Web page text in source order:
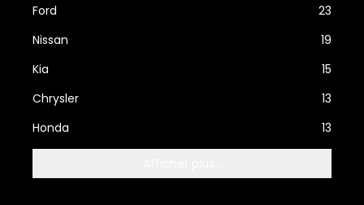
Ford
23
Nissan
19
Kia
15
Chrysler
13
Honda
13